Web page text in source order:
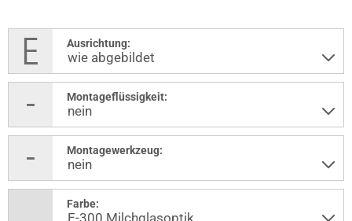
Ausrichtung:
Montageflüssigkeit:
Montagewerkzeug:
Farbe: